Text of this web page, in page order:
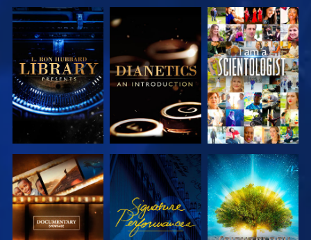
UTFORSKA
SERIEN
UTFORSKA
SERIEN
TITTA
UTFORSKA
SERIEN
TITTA
UTFORSKA
SERIEN